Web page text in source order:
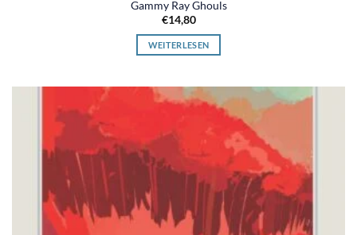
Gammy Ray Ghouls
€14,80
WEITERLESEN